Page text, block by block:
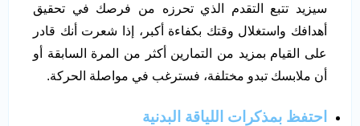
سيزيد تتبع التقدم الذي تحرزه من فرصك في تحقيق
أهدافك واستغلال وقتك بكفاءة أكبر، إذا شعرت أنك قادر
على القيام بمزيد من التمارين أكثر من المرة السابقة أو
أن ملابسك تبدو مختلفة، فسترغب في مواصلة الحركة.
احتفظ بمذكرات اللياقة البدنية